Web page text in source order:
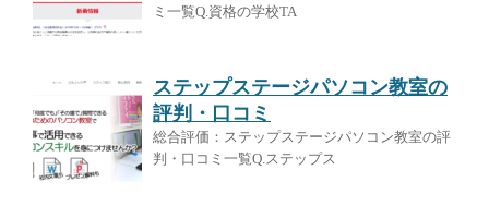
ミ一覧Q.資格の学校TA
ステップステージパソコン教室の
評判・口コミ
総合評価：ステップステージパソコン教室の評
判・口コミ一覧Q.ステップス